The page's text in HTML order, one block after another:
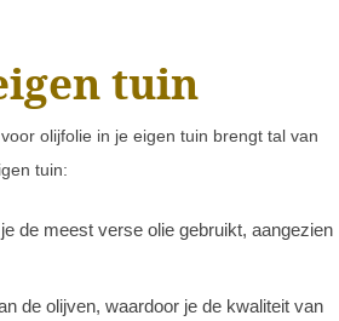
tuin
olijfolie in je eigen tuin brengt tal van
tuin:
de meest verse olie gebruikt, aangezien
de olijven, waardoor je de kwaliteit van